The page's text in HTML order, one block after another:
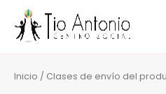
contenido
Inicio / Clases de envío del